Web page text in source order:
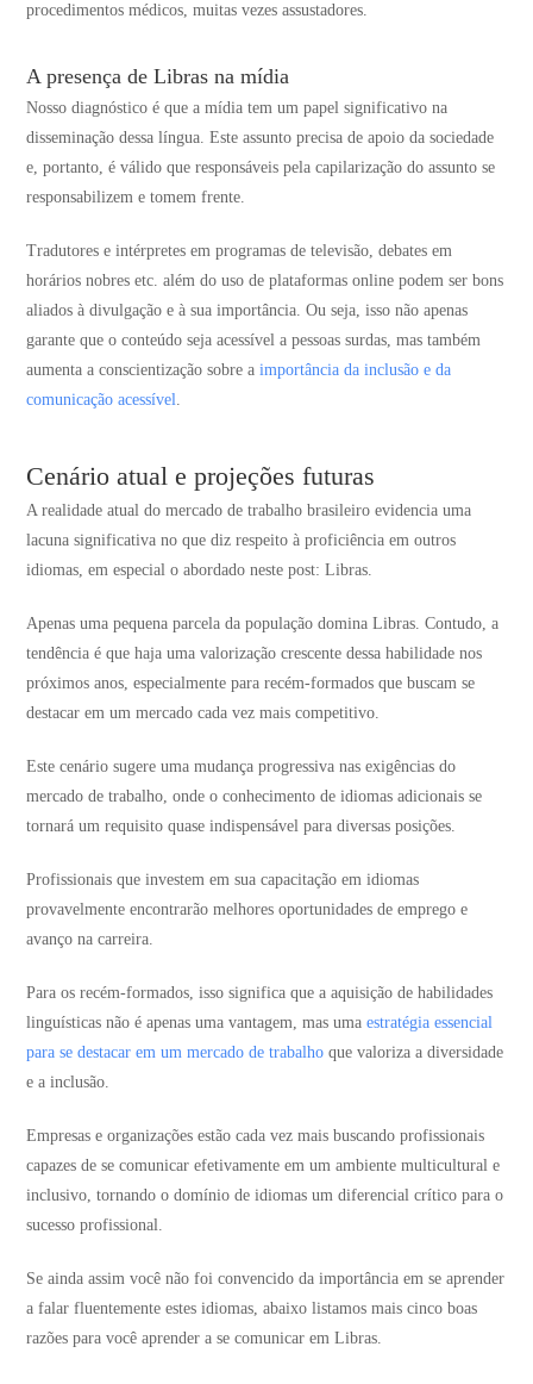
procedimentos médicos, muitas vezes assustadores.
A presença de Libras na mídia
Nosso diagnóstico é que a mídia tem um papel significativo na
disseminação dessa língua. Este assunto precisa de apoio da sociedade
e, portanto, é válido que responsáveis pela capilarização do assunto se
responsabilizem e tomem frente.
Tradutores e intérpretes em programas de televisão, debates em
horários nobres etc. além do uso de plataformas online podem ser bons
aliados à divulgação e à sua importância. Ou seja, isso não apenas
garante que o conteúdo seja acessível a pessoas surdas, mas também
aumenta a conscientização sobre a importância da inclusão e da
comunicação acessível​​.
Cenário atual e projeções futuras
A realidade atual do mercado de trabalho brasileiro evidencia uma
lacuna significativa no que diz respeito à proficiência em outros
idiomas, em especial o abordado neste post: Libras.
Apenas uma pequena parcela da população domina Libras. Contudo, a
tendência é que haja uma valorização crescente dessa habilidade nos
próximos anos, especialmente para recém-formados que buscam se
destacar em um mercado cada vez mais competitivo.
Este cenário sugere uma mudança progressiva nas exigências do
mercado de trabalho, onde o conhecimento de idiomas adicionais se
tornará um requisito quase indispensável para diversas posições.
Profissionais que investem em sua capacitação em idiomas
provavelmente encontrarão melhores oportunidades de emprego e
avanço na carreira.
Para os recém-formados, isso significa que a aquisição de habilidades
linguísticas não é apenas uma vantagem, mas uma estratégia essencial
para se destacar em um mercado de trabalho que valoriza a diversidade
e a inclusão.
Empresas e organizações estão cada vez mais buscando profissionais
capazes de se comunicar efetivamente em um ambiente multicultural e
inclusivo, tornando o domínio de idiomas um diferencial crítico para o
sucesso profissional​​.
Se ainda assim você não foi convencido da importância em se aprender
a falar fluentemente estes idiomas, abaixo listamos mais cinco boas
razões para você aprender a se comunicar em Libras.